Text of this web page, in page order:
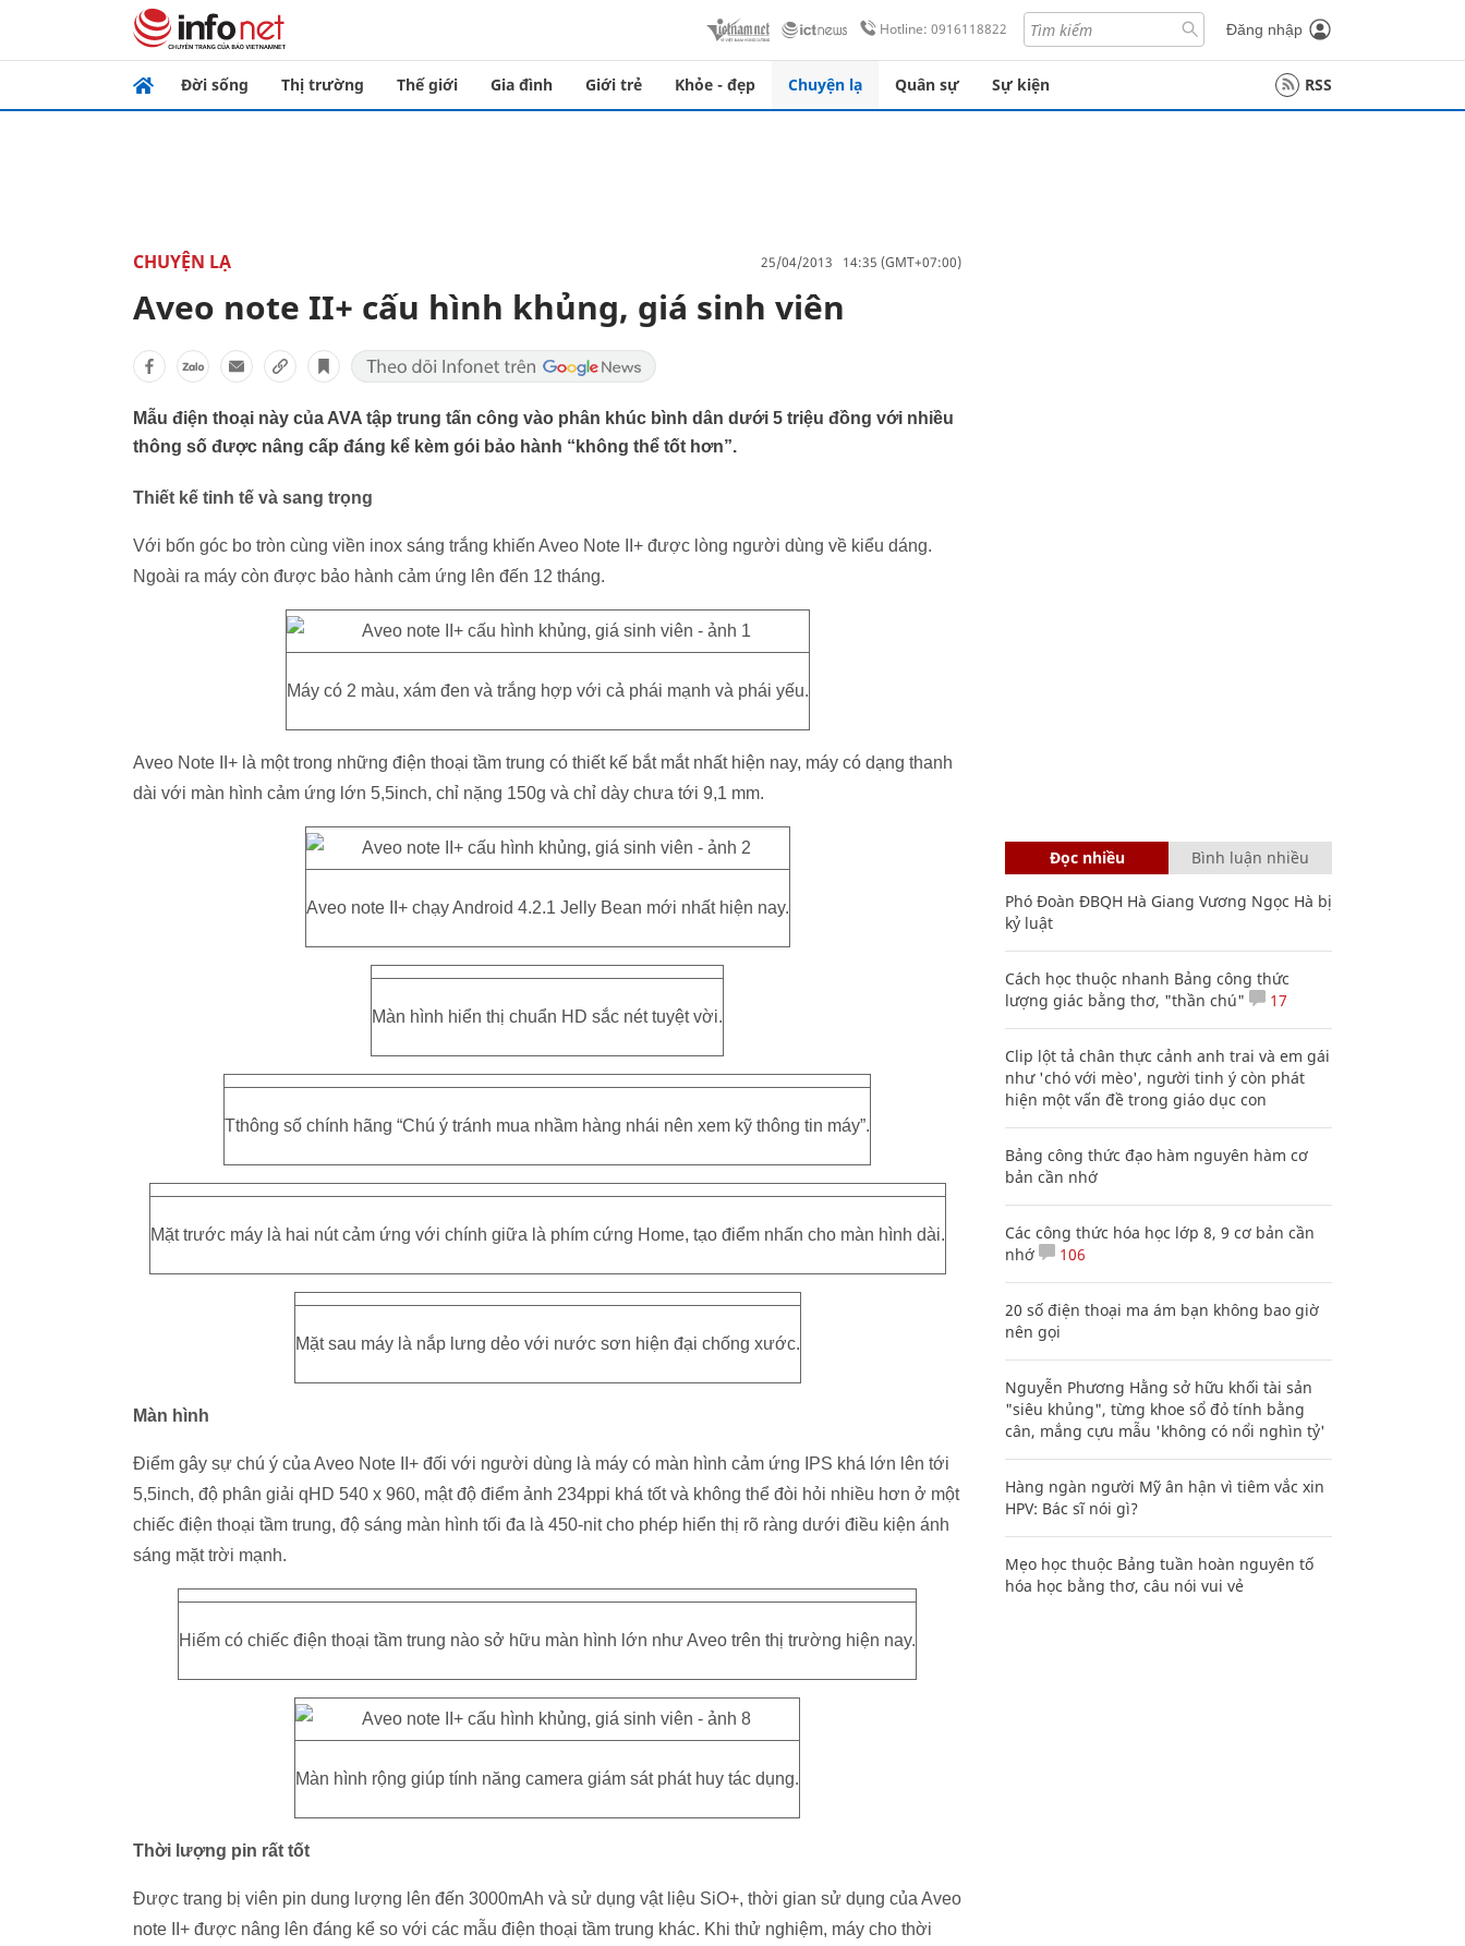
Hotline: 0916118822 Đăng nhập
Đời sống Thị trường Thế giới Gia đình Giới trẻ Khỏe - đẹp Chuyện lạ Quân sự Sự kiện RSS
CHUYỆN LẠ 25/04/2013 14:35 (GMT+07:00)
Aveo note II+ cấu hình khủng, giá sinh viên
Mẫu điện thoại này của AVA tập trung tấn công vào phân khúc bình dân dưới 5 triệu đồng với nhiều
thông số được nâng cấp đáng kể kèm gói bảo hành “không thể tốt hơn”.
Thiết kế tinh tế và sang trọng
Với bốn góc bo tròn cùng viền inox sáng trắng khiến Aveo Note II+ được lòng người dùng về kiểu dáng.
Ngoài ra máy còn được bảo hành cảm ứng lên đến 12 tháng.
Máy có 2 màu, xám đen và trắng hợp với cả phái mạnh và phái yếu.
Aveo Note II+ là một trong những điện thoại tầm trung có thiết kế bắt mắt nhất hiện nay, máy có dạng thanh
dài với màn hình cảm ứng lớn 5,5inch, chỉ nặng 150g và chỉ dày chưa tới 9,1 mm.
Aveo note II+ chạy Android 4.2.1 Jelly Bean mới nhất hiện nay.
Màn hình hiển thị chuẩn HD sắc nét tuyệt vời.
Tthông số chính hãng “Chú ý tránh mua nhầm hàng nhái nên xem kỹ thông tin máy”.
Mặt trước máy là hai nút cảm ứng với chính giữa là phím cứng Home, tạo điểm nhấn cho màn hình dài.
Mặt sau máy là nắp lưng dẻo với nước sơn hiện đại chống xước.
Màn hình
Điểm gây sự chú ý của Aveo Note II+ đối với người dùng là máy có màn hình cảm ứng IPS khá lớn lên tới
5,5inch, độ phân giải qHD 540 x 960, mật độ điểm ảnh 234ppi khá tốt và không thể đòi hỏi nhiều hơn ở một
chiếc điện thoại tầm trung, độ sáng màn hình tối đa là 450-nit cho phép hiển thị rõ ràng dưới điều kiện ánh
sáng mặt trời mạnh.
Hiếm có chiếc điện thoại tầm trung nào sở hữu màn hình lớn như Aveo trên thị trường hiện nay.
Màn hình rộng giúp tính năng camera giám sát phát huy tác dụng.
Thời lượng pin rất tốt
Được trang bị viên pin dung lượng lên đến 3000mAh và sử dụng vật liệu SiO+, thời gian sử dụng của Aveo
note II+ được nâng lên đáng kể so với các mẫu điện thoại tầm trung khác. Khi thử nghiệm, máy cho thời
Đọc nhiều Bình luận nhiều
Phó Đoàn ĐBQH Hà Giang Vương Ngọc Hà bị
kỷ luật
Cách học thuộc nhanh Bảng công thức
lượng giác bằng thơ, "thần chú"
17
Clip lột tả chân thực cảnh anh trai và em gái
như 'chó với mèo', người tinh ý còn phát
hiện một vấn đề trong giáo dục con
Bảng công thức đạo hàm nguyên hàm cơ
bản cần nhớ
Các công thức hóa học lớp 8, 9 cơ bản cần
nhớ
106
20 số điện thoại ma ám bạn không bao giờ
nên gọi
Nguyễn Phương Hằng sở hữu khối tài sản
"siêu khủng", từng khoe sổ đỏ tính bằng
cân, mắng cựu mẫu 'không có nổi nghìn tỷ'
Hàng ngàn người Mỹ ân hận vì tiêm vắc xin
HPV: Bác sĩ nói gì?
Mẹo học thuộc Bảng tuần hoàn nguyên tố
hóa học bằng thơ, câu nói vui vẻ